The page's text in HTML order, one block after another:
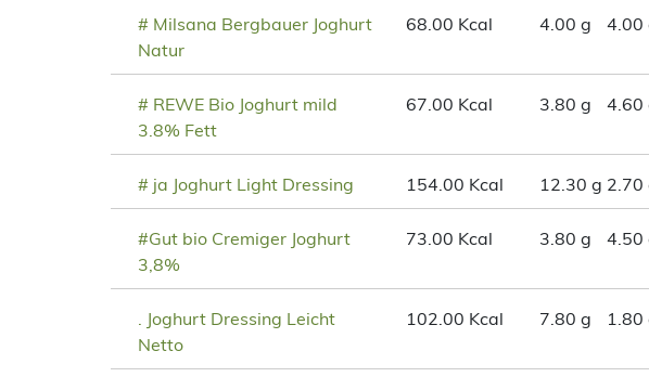
# Milsana Bergbauer Joghurt
Natur
68.00 Kcal 4.00 g 4.00
# REWE Bio Joghurt mild
3.8% Fett
67.00 Kcal 3.80 g 4.60
# ja Joghurt Light Dressing 154.00 Kcal 12.30 g 2.70
#Gut bio Cremiger Joghurt
3,8%
73.00 Kcal 3.80 g 4.50
. Joghurt Dressing Leicht
Netto
102.00 Kcal 7.80 g 1.80